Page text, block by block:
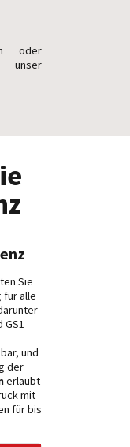
oder
unser
Sie
für alle
GS1
und
der
erlaubt
mit
für bis